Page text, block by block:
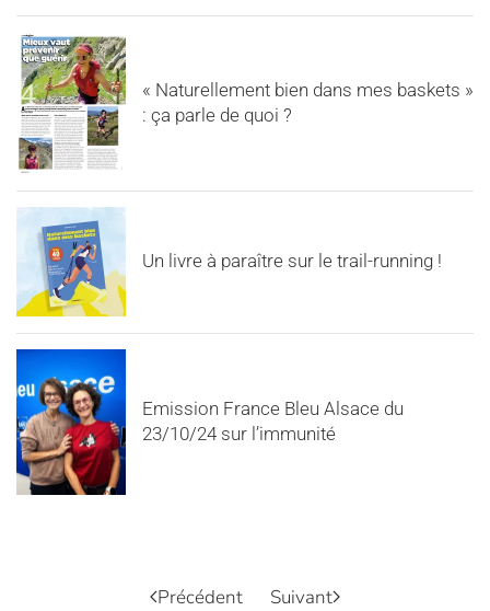
« Naturellement bien dans mes baskets »
: ça parle de quoi ?
Un livre à paraître sur le trail-running !
Emission France Bleu Alsace du
23/10/24 sur l’immunité
Précédent Suivant